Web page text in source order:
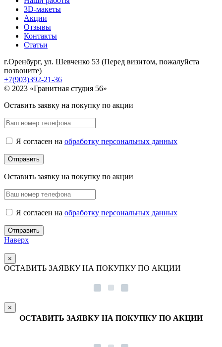
3D-макеты
Акции
Отзывы
Контакты
Статьи
г.Оренбург, ул. Шевченко 53 (Перед визитом, пожалуйста
позвоните)
+7(903)392-21-36
© 2023 «Гранитная студия 56»
Оставить заявку на покупку по акции
Я согласен на обработку персональных данных
Оставить заявку на покупку по акции
Я согласен на обработку персональных данных
Наверх
×
ОСТАВИТЬ ЗАЯВКУ НА ПОКУПКУ ПО АКЦИИ
×
ОСТАВИТЬ ЗАЯВКУ НА ПОКУПКУ ПО АКЦИИ